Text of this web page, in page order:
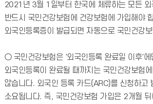
2021년 3월 1일부터 한국에 체류하는 모든 외
반드시 국민건강보험에 건강보험에 가입해야
외국인등록증이 발급되면 자동으로 국민건강
○ 국민건강보험은 '외국인등록 완료일 이후'에
외국인등록이 완료될 때까지는 국민건강보험에
않습니다. 외국인 등록 카드(ARC)를 신청하고
소요됩니다. 즉, 국민건강보험 가입은 2개월 뒤